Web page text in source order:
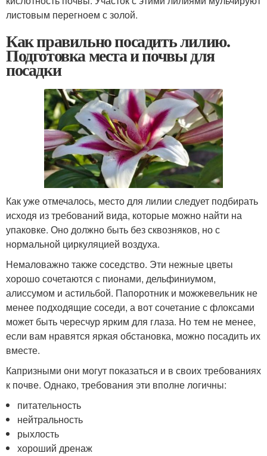
листовым перегноем с золой.
Как правильно посадить лилию.
Подготовка места и почвы для
посадки
Как уже отмечалось, место для лилии следует подбирать
исходя из требований вида, которые можно найти на
упаковке. Оно должно быть без сквозняков, но с
нормальной циркуляцией воздуха.
Немаловажно также соседство. Эти нежные цветы
хорошо сочетаются с пионами, дельфиниумом,
алиссумом и астильбой. Папоротник и можжевельник не
менее подходящие соседи, а вот сочетание с флоксами
может быть чересчур ярким для глаза. Но тем не менее,
если вам нравятся яркая обстановка, можно посадить их
вместе.
Капризными они могут показаться и в своих требованиях
к почве. Однако, требования эти вполне логичны:
питательность
нейтральность
рыхлость
хороший дренаж